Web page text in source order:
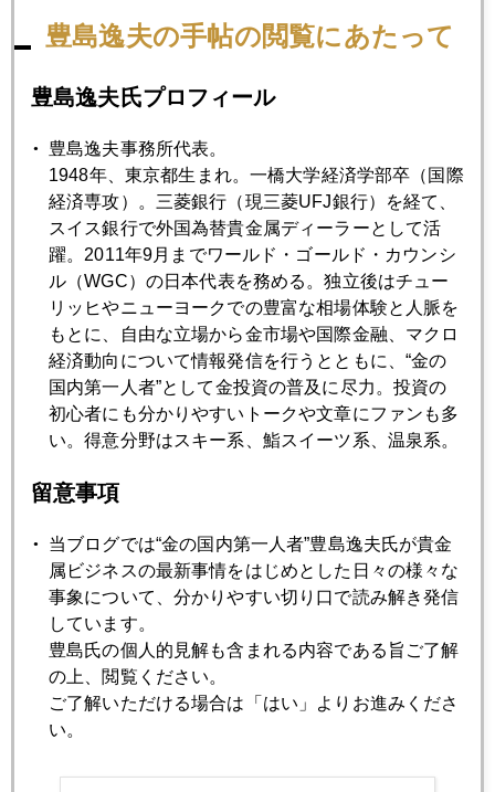
朝一、一番乗りできれいに圧雪整備されたゲレンデを滑る。
1月 2月 3月 4月 5月 6月
7月 8月 9月 10月 11月 12月
2019年01月31日
パウエル氏「満額回答」、ＮＹ金は連日続騰
2019年01月31日
豊島逸夫の手帖の閲覧にあたって
豊島逸夫氏プロフィール
豊島逸夫事務所代表。
1948年、東京都生まれ。一橋大学経済学部卒（国際
経済専攻）。三菱銀行（現三菱UFJ銀行）を経て、
スイス銀行で外国為替貴金属ディーラーとして活
躍。2011年9月までワールド・ゴールド・カウンシ
ル（WGC）の日本代表を務める。独立後はチュー
リッヒやニューヨークでの豊富な相場体験と人脈を
もとに、自由な立場から金市場や国際金融、マクロ
経済動向について情報発信を行うとともに、“金の
国内第一人者”として金投資の普及に尽力。投資の
初心者にも分かりやすいトークや文章にファンも多
い。得意分野はスキー系、鮨スイーツ系、温泉系。
留意事項
当ブログでは“金の国内第一人者”豊島逸夫氏が貴金
属ビジネスの最新事情をはじめとした日々の様々な
事象について、分かりやすい切り口で読み解き発信
しています。
豊島氏の個人的見解も含まれる内容である旨ご了解
の上、閲覧ください。
ご了解いただける場合は「はい」よりお進みくださ
い。